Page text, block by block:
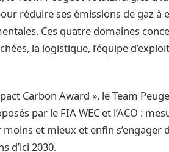
réduire ses émissions de gaz à
Ces quatre domaines
la logistique, l’équipe
Carbon Award », le Team
par le FIA WEC et l’ACO :
et mieux et enfin s’engager
d’ici 2030.